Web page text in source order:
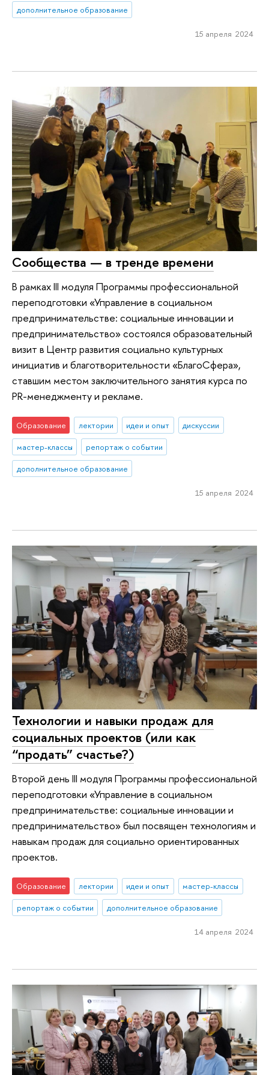
дополнительное образование
15 апреля 2024
Сообщества — в тренде времени
В рамках III модуля Программы профессиональной
переподготовки «Управление в социальном
предпринимательстве: социальные инновации и
предпринимательство» состоялся образовательный
визит в Центр развития социально культурных
инициатив и благотворительности «БлагоСфера»,
ставшим местом заключительного занятия курса по
PR-менеджменту и рекламе.
Образование лектории идеи и опыт
дискуссии
мастер-классы
репортаж о событии
дополнительное образование
15 апреля 2024
Технологии и навыки продаж для
социальных проектов (или как
“продать” счастье?)
Второй день III модуля Программы профессиональной
переподготовки «Управление в социальном
предпринимательстве: социальные инновации и
предпринимательство» был посвящен технологиям и
навыкам продаж для социально ориентированных
проектов.
Образование лектории идеи и опыт
мастер-классы
репортаж о событии
дополнительное образование
14 апреля 2024